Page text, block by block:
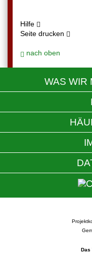
Hilfe
Seite drucken
nach oben
WAS WIR
Das